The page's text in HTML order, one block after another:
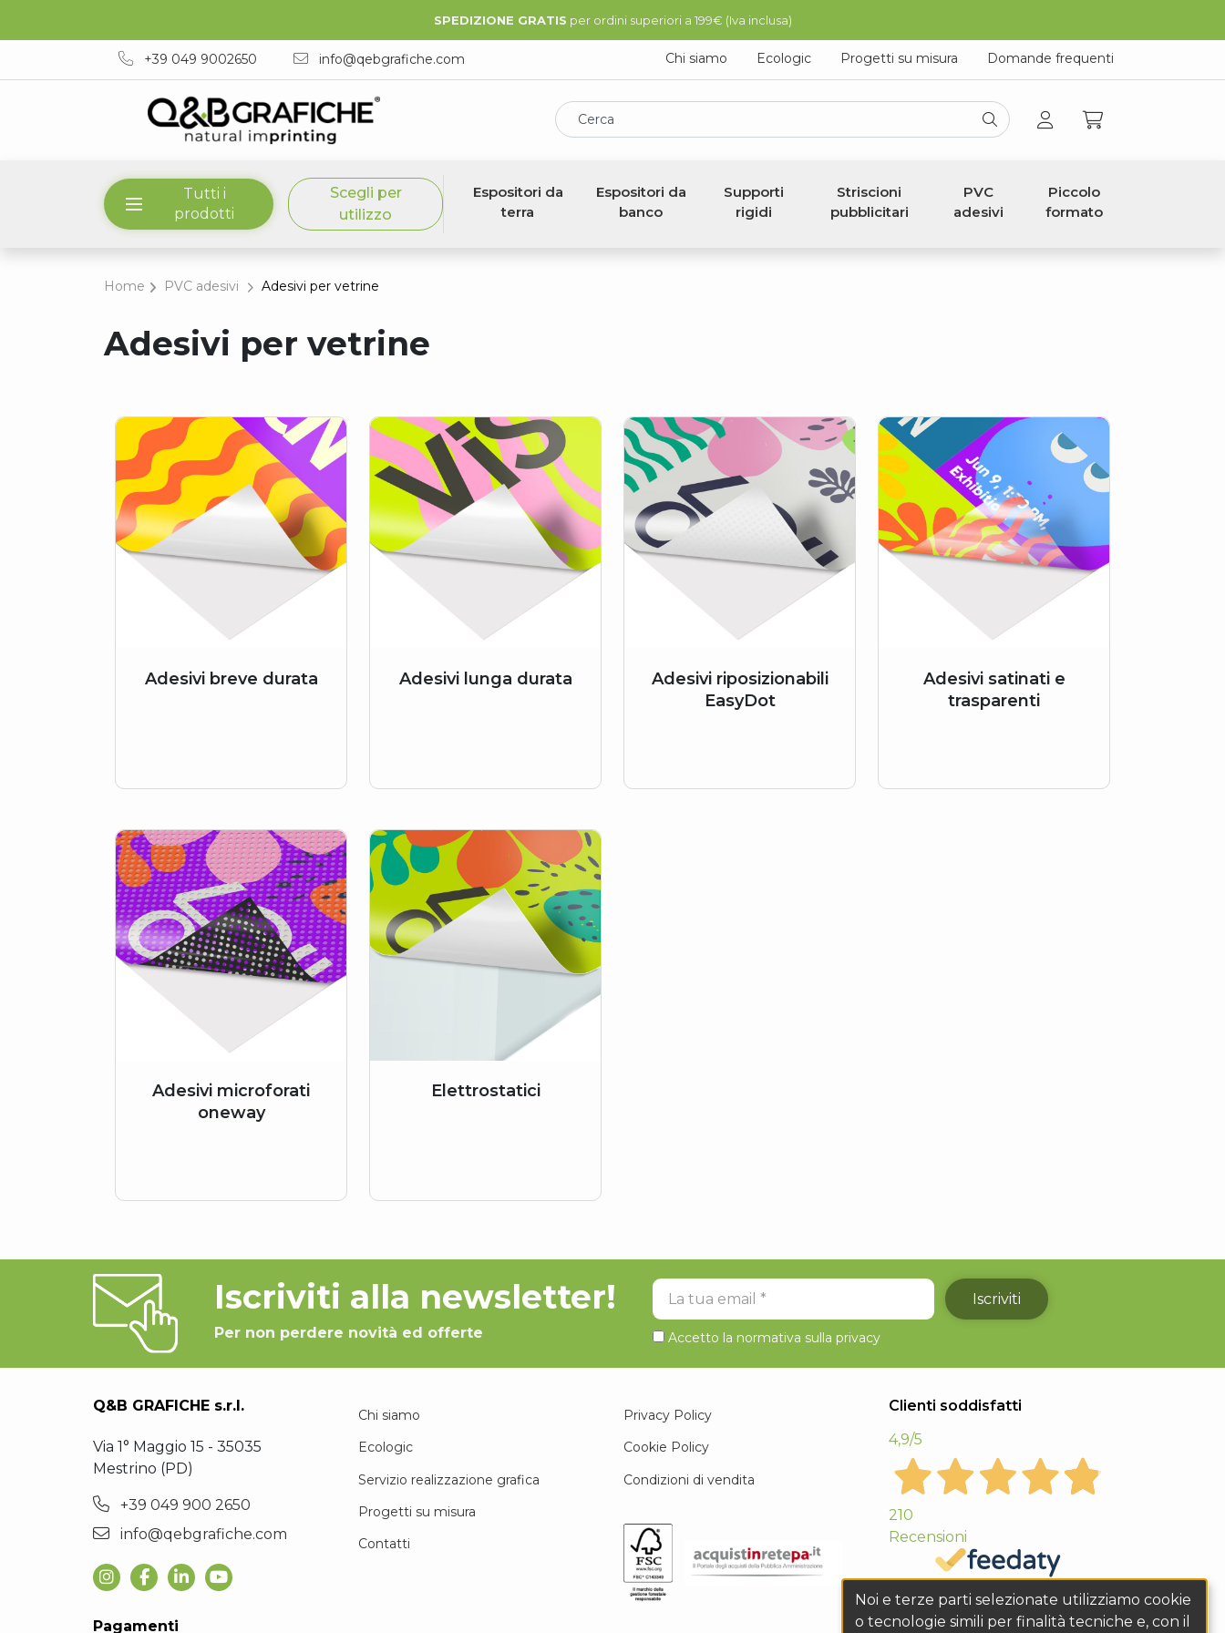
SPEDIZIONE GRATIS per ordini superiori a 199€ (Iva inclusa)
+39 049 9002650 info@qebgrafiche.com Chi siamo Ecologic Progetti su misura Domande frequenti
Cerca
Tutti i
prodotti
Scegli per
utilizzo
Espositori da
terra
Espositori da
banco
Supporti
rigidi
Striscioni
pubblicitari
PVC
adesivi
Piccolo
formato
Home PVC adesivi Adesivi per vetrine
Adesivi per vetrine
Adesivi breve durata Adesivi lunga durata
Adesivi riposizionabili
EasyDot
Adesivi satinati e
trasparenti
Adesivi microforati
oneway
Elettrostatici
Iscriviti alla newsletter!
Per non perdere novità ed offerte
La tua email Iscriviti
Accetto la normativa sulla privacy
Q&B GRAFICHE s.r.l.
Via 1° Maggio 15 - 35035
Mestrino (PD)
+39 049 900 2650
info@qebgrafiche.com
Chi siamo
Ecologic
Servizio realizzazione grafica
Progetti su misura
Contatti
Privacy Policy
Cookie Policy
Condizioni di vendita
Clienti soddisfatti
4,9/5
210
Recensioni
Pagamenti
Noi e terze parti selezionate utilizziamo cookie
o tecnologie simili per finalità tecniche e, con il